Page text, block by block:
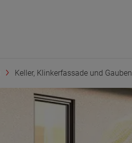
Keller, Klinkerfassade und Gauben